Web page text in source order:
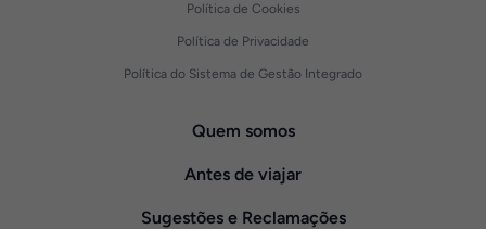
Política de Cookies
Política de Privacidade
Política do Sistema de Gestão Integrado
Quem somos
Antes de viajar
Sugestões e Reclamações